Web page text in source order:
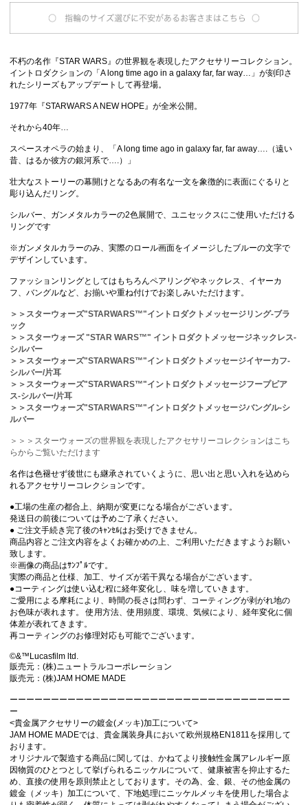
不朽の名作『STAR WARS』の世界観を表現したアクセサリーコレクション。
イントロダクションの「A long time ago in a galaxy far, far way…」が刻印さ
れたシリーズもアップデートして再登場。
1977年『STARWARS A NEW HOPE』が全米公開。
それから40年…
スペースオペラの始まり、「A long time ago in galaxy far, far away….（遠い
昔、はるか彼方の銀河系で….）」
壮大なストーリーの幕開けとなるあの有名な一文を象徴的に表面にぐるりと
彫り込んだリング。
シルバー、ガンメタルカラーの2色展開で、ユニセックスにご使用いただける
リングです
※ガンメタルカラーのみ、実際のロール画面をイメージしたブルーの文字で
デザインしています。
ファッションリングとしてはもちろんペアリングやネックレス、イヤーカ
フ、バングルなど、お揃いや重ね付けでお楽しみいただけます。
＞＞スターウォーズ"STARWARS™"イントロダクトメッセージリング-ブラ
ック
＞＞スターウォーズ "STAR WARS™" イントロダクトメッセージネックレス-
シルバー
＞＞スターウォーズ"STARWARS™"イントロダクトメッセージイヤーカフ-
シルバー/片耳
＞＞スターウォーズ"STARWARS™"イントロダクトメッセージフープピア
ス-シルバー/片耳
＞＞スターウォーズ"STARWARS™"イントロダクトメッセージバングル-シ
ルバー
＞＞＞スターウォーズの世界観を表現したアクセサリーコレクションはこち
らからご覧いただけます
名作は色褪せず後世にも継承されていくように、思い出と思い入れを込めら
れるアクセサリーコレクションです。
●工場の生産の都合上、納期が変更になる場合がございます。
発送日の前後については予めご了承ください。
● ご注文手続き完了後のｷｬﾝｾﾙはお受けできません。
商品内容とご注文内容をよくお確かめの上、ご利用いただきますようお願い
致します。
※画像の商品はｻﾝﾌﾟﾙです。
実際の商品と仕様、加工、サイズが若干異なる場合がございます。
●コーティングは使い込む程に経年変化し、味を増していきます。
ご愛用による摩耗により、時間の長さは問わず、コーティングが剥がれ地の
お色味が表れます。 使用方法、使用頻度、環境、気候により、経年変化に個
体差が表れてきます。
再コーティングのお修理対応も可能でございます。
©&™Lucasfilm ltd.
販売元：(株)ニュートラルコーポレーション
販売元：(株)JAM HOME MADE
ーーーーーーーーーーーーーーーーーーーーーーーーーーーーーーーーーー
ー
<貴金属アクセサリーの鍍金(メッキ)加工について>
JAM HOME MADEでは、貴金属装身具において欧州規格EN1811を採用して
おります。
オリジナルで製造する商品に関しては、かねてより接触性金属アレルギー原
因物質のひとつとして挙げられるニッケルについて、健康被害を抑止するた
め、直接の使用を原則禁止としております。その為、金、銀、その他金属の
鍍金（メッキ）加工について、下地処理にニッケルメッキを使用した場合よ